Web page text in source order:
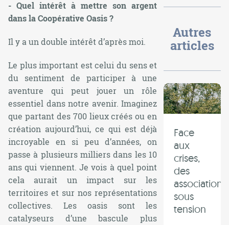
- Quel intérêt à mettre son argent
dans la Coopérative Oasis ?
Il y a un double intérêt d’après moi.
Le plus important est celui du sens et
du sentiment de participer à une
aventure qui peut jouer un rôle
essentiel dans notre avenir. Imaginez
que partant des 700 lieux créés ou en
création aujourd’hui, ce qui est déjà
incroyable en si peu d’années, on
passe à plusieurs milliers dans les 10
ans qui viennent. Je vois à quel point
cela aurait un impact sur les
territoires et sur nos représentations
collectives. Les oasis sont les
catalyseurs d’une bascule plus
Autres
articles
Face
aux
crises,
des
associations
sous
tension